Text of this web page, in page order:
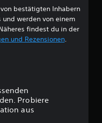
B
e
bestätigten Inhabern
werden von einem
findest du in der
und Rezensionen.
Probiere
aus